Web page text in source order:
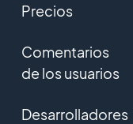
Precios
Comentarios
de los usuarios
Desarrolladores